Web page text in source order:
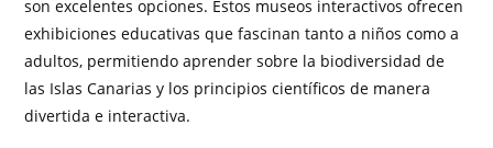
son excelentes opciones. Estos museos interactivos ofrecen
exhibiciones educativas que fascinan tanto a niños como a
adultos, permitiendo aprender sobre la biodiversidad de
las Islas Canarias y los principios científicos de manera
divertida e interactiva.